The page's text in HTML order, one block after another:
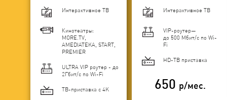
Интерактивное ТВ
Кинотеатры:
MORE.TV,
AMEDIATEKA, START,
PREMIER
ULTRA VIP роутер - до
2Гбит/c по Wi-Fi
ТВ-приставка с 4K
Интерактивное ТВ
VIP-роутер—
до 500 Мбит/с по Wi-
Fi
HD-ТВ приставка
650 р/мес.